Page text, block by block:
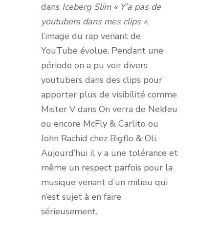
dans Iceberg Slim « Y’a pas de
youtubers dans mes clips »,
l’image du rap venant de
YouTube évolue. Pendant une
période on a pu voir divers
youtubers dans des clips pour
apporter plus de visibilité comme
Mister V dans On verra de Nekfeu
ou encore McFly & Carlito ou
John Rachid chez Bigflo & Oli.
Aujourd’hui il y a une tolérance et
même un respect parfois pour la
musique venant d’un milieu qui
n’est sujet à en faire
sérieusement.